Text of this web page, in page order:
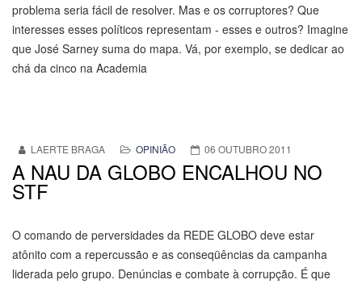
problema seria fácil de resolver. Mas e os corruptores? Que
interesses esses políticos representam - esses e outros? Imagine
que José Sarney suma do mapa. Vá, por exemplo, se dedicar ao
chá da cinco na Academia
LAERTE BRAGA OPINIÃO 06 OUTUBRO 2011
A NAU DA GLOBO ENCALHOU NO
STF
O comando de perversidades da REDE GLOBO deve estar
atônito com a repercussão e as conseqüências da campanha
liderada pelo grupo. Denúncias e combate à corrupção. É que